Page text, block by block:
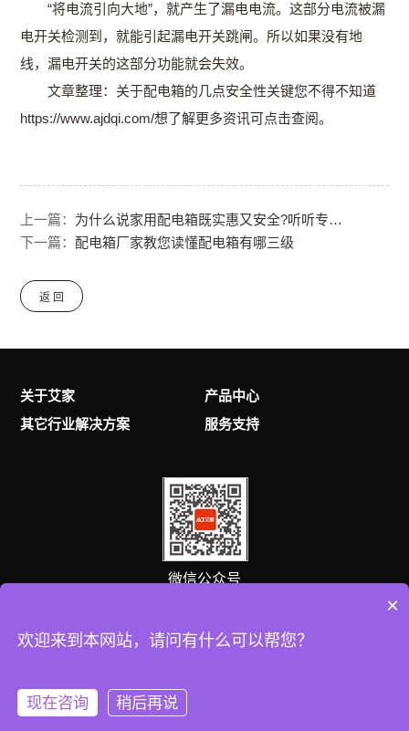
“将电流引向大地”，就产生了漏电电流。这部分电流被漏
电开关检测到，就能引起漏电开关跳闸。所以如果没有地
线，漏电开关的这部分功能就会失效。
文章整理：关于配电箱的几点安全性关键您不得不知道
https://www.ajdqi.com/想了解更多资讯可点击查阅。
上一篇：
为什么说家用配电箱既实惠又安全?听听专家怎么说
下一篇：配电箱厂家教您读懂配电箱有哪三级
返 回
关于艾家
产品中心
其它行业解决方案
服务支持
微信公众号
0757-25538869 (8:00-18:00 )
×
欢迎来到本网站，请问有什么可以帮您？
现在咨询 稍后再说